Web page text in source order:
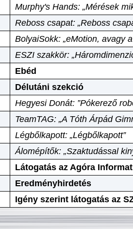
Murphy's Hands: „Mérések
Reboss csapat: „Reboss
BolyaiSokk: „eMotion, avagy
ESZI szakkör:
Ebéd
Délutáni szekció
Hegyesi Donát: ”Pókerező
TeamTAG: „A Tóth Árpád
Légbőlkapott: „Légbőlkapott”
Álomépítők: „Szaktudással
Látogatás az Agóra
Eredményhirdetés
Igény szerint látogatás az